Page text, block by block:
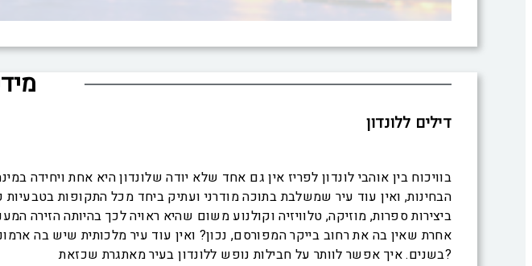
דילים ללונדון
בוויכוח בין אוהבי לונדון לפריז אין גם אחד שלא יודה שלונדון היא אחת
הבחינות, ואין עוד עיר שמשלבת בתוכה מודרני ועתיק ביחד מכל התקופות
ביצירות ספרות, מוזיקה, טלוויזיה וקולנוע משום שהיא ראויה לכך בהיותה הזירה
אחרת שאין בה את רחוב בייקר המפורסם, נכון? ואין עוד עיר מלכותית שיש בה
בשנים. איך אפשר לוותר על חבילות נופש ללונדון בעיר מאתגרת שכזאת?